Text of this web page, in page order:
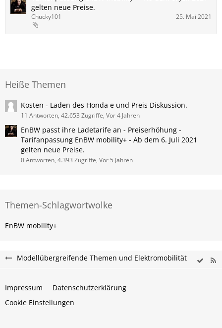
gelten neue Preise.
Chucky101 25. Mai 2021
Heiße Themen
Kosten - Laden des Honda e und Preis Diskussion.
11 Antworten, 42.653 Zugriffe, Vor 4 Jahren
EnBW passt ihre Ladetarife an - Preiserhöhung -
Tarifanpassung EnBW mobility+ - Ab dem 6. Juli 2021
gelten neue Preise.
0 Antworten, 4.393 Zugriffe, Vor 5 Jahren
Themen-Schlagwortwolke
EnBW mobility+
Modellübergreifende Themen und Elektromobilität
Impressum
Datenschutzerklärung
Cookie Einstellungen